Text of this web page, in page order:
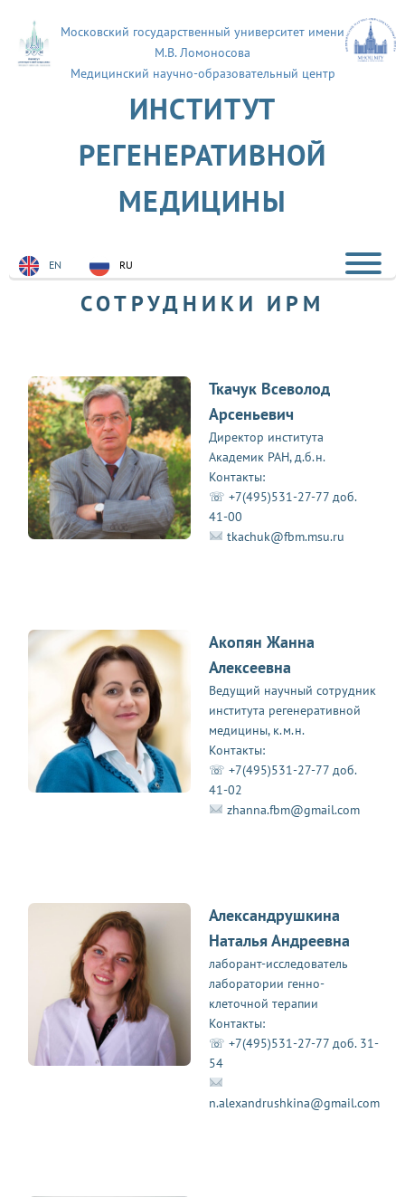
Московский государственный университет имени
М.В. Ломоносова
Медицинский научно-образовательный центр
ИНСТИТУТ
РЕГЕНЕРАТИВНОЙ
МЕДИЦИНЫ
EN RU
СОТРУДНИКИ ИРМ
Ткачук Всеволод
Арсеньевич
Директор института
Академик РАН, д.б.н.
Контакты:
☏ +7(495)531-27-77 доб.
41-00
tkachuk@fbm.msu.ru
Акопян Жанна
Алексеевна
Ведущий научный сотрудник
института регенеративной
медицины, к.м.н.
Контакты:
☏ +7(495)531-27-77 доб.
41-02
zhanna.fbm@gmail.com
Александрушкина
Наталья Андреевна
лаборант-исследователь
лаборатории генно-
клеточной терапии
Контакты:
☏ +7(495)531-27-77 доб. 31-
54
n.alexandrushkina@gmail.com